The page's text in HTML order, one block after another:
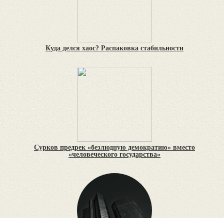
Куда делся хаос? Распаковка стабильности
Сурков предрек «безлюдную демократию» вместо
«человеческого государства»